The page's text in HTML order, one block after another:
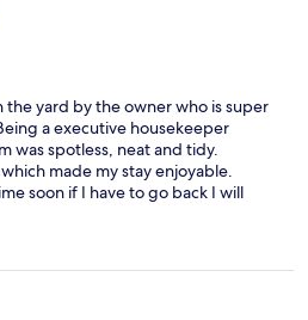
yard by the owner who is super
a executive housekeeper
was spotless, neat and tidy.
made my stay enjoyable.
soon if I have to go back I will
Great location...50meters away
to everyone